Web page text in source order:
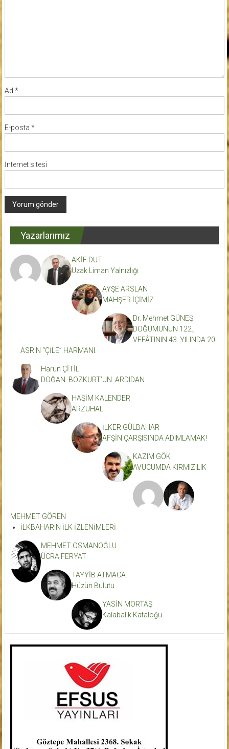
Ad *
E-posta *
İnternet sitesi
Yazarlarımız
AKİF DUT
Uzak Liman Yalnızlığı
AYŞE ARSLAN
MAHŞER İÇİMİZ
Dr. Mehmet GÜNEŞ
DOĞUMUNUN 122.,
VEFÂTININ 43. YILINDA 20.
ASRIN “ÇİLE” HARMANI.
Harun ÇİTİL
DOĞAN BOZKURT’UN ARDIDAN
HAŞİM KALENDER
ARZUHAL
İLKER GÜLBAHAR
AFŞİN ÇARŞISINDA ADIMLAMAK!
KAZIM GÖK
AVUCUMDA KIRMIZILIK
MEHMET GÖREN
İLKBAHARIN İLK İZLENİMLERİ
MEHMET OSMANOĞLU
ÜCRA FERYAT
TAYYİB ATMACA
Hüzün Bulutu
YASİN MORTAŞ
Kalabalık Kataloğu